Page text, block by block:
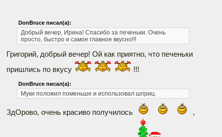
DonBruce писал(а):
Добрый вечер, Ирина! Спасибо за печеньки. Очень
просто, быстро и самое главное вкусно!!!
Григорий, добрый вечер! Ой как приятно, что печеньки
пришлись по вкусу
!!!
DonBruce писал(а):
Муки положил поменьше и использовал шприц.
ЗдОрово, очень красиво получилось ,